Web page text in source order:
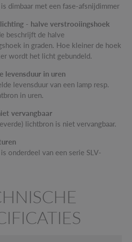
dimbaar met een fase-afsnijdimmer
- halve verstrooiingshoek
beschrijft de halve
in graden. Hoe kleiner de hoek
wordt het licht gebundeld.
levensduur in uren
levensduur van een lamp resp.
in uren.
vervangbaar
lichtbron is niet vervangbaar.
onderdeel van een serie SLV-